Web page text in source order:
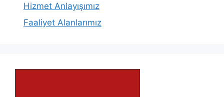
Hizmet Anlayışımız
Faaliyet Alanlarımız